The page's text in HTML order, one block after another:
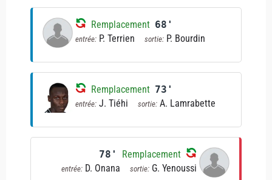
Remplacement 68'
entrée: P. Terrien sortie: P. Bourdin
Remplacement 73'
entrée: J. Tiéhi sortie: A. Lamrabette
78' Remplacement
entrée: D. Onana sortie: G. Yenoussi